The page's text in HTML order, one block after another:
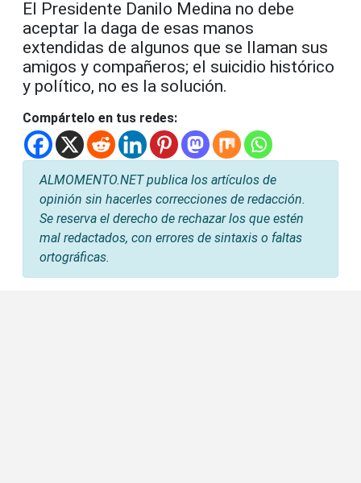
El Presidente Danilo Medina no debe
aceptar la daga de esas manos
extendidas de algunos que se llaman sus
amigos y compañeros; el suicidio histórico
y político, no es la solución.
Compártelo en tus redes:
ALMOMENTO.NET publica los artículos de
opinión sin hacerles correcciones de redacción.
Se reserva el derecho de rechazar los que estén
mal redactados, con errores de sintaxis o faltas
ortográficas.